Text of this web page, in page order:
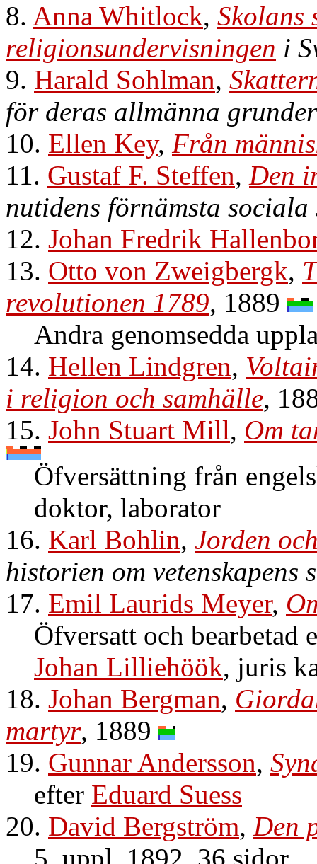
8. Anna Whitlock,
religionsundervisningen i
9. Harald Sohlman,
för deras allmänna
10. Ellen Key, Från
11. Gustaf F. Steffen, Den
nutidens förnämsta sociala
12. Johan Fredrik
13. Otto von Zweigbergk,
revolutionen 1789, 1889
Andra genomsedda
14. Hellen Lindgren,
i religion och samhälle,
15. John Stuart Mill, Om
Öfversättning från
doktor, laborator
16. Karl Bohlin, Jorden
historien om vetenskapens
17. Emil Laurids Meyer,
Öfversatt och bearbetad
Johan Lilliehöök, juris
18. Johan Bergman,
martyr, 1889
19. Gunnar Andersson,
efter Eduard Suess
20. David Bergström, Den